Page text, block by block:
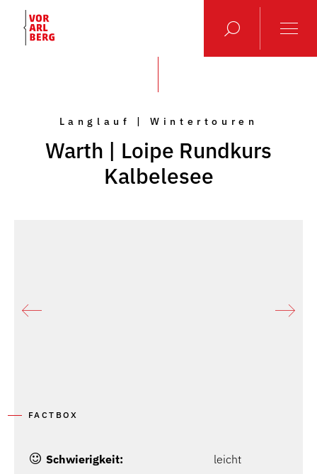
Langlauf | Wintertouren
Warth | Loipe Rundkurs
Kalbelesee
FACTBOX
Schwierigkeit:
leicht